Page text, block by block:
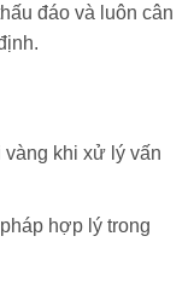
đáo và luôn cân
vàng khi xử lý vấn
hợp lý trong